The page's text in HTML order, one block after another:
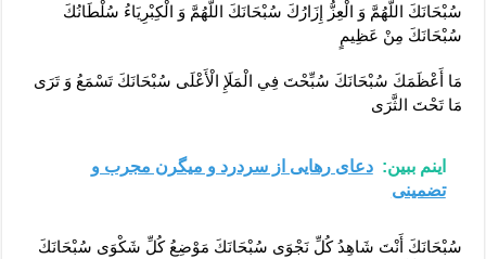
سُبْحَانَكَ اللَّهُمَّ وَ الْعِزُّ إِزَارُكَ سُبْحَانَكَ اللَّهُمَّ وَ الْكِبْرِيَاءُ سُلْطَانُكَ
سُبْحَانَكَ مِنْ عَظِيمٍ
مَا أَعْظَمَكَ سُبْحَانَكَ سُبِّحْتَ فِي الْمَلَإِ الْأَعْلَى سُبْحَانَكَ تَسْمَعُ وَ تَرَى
مَا تَحْتَ الثَّرَى
اینم ببین: دعای رهایی از سردرد و میگرن مجرب و
تضمینی
سُبْحَانَكَ أَنْتَ شَاهِدُ كُلِّ نَجْوَى سُبْحَانَكَ مَوْضِعُ كُلِّ شَكْوَى سُبْحَانَكَ